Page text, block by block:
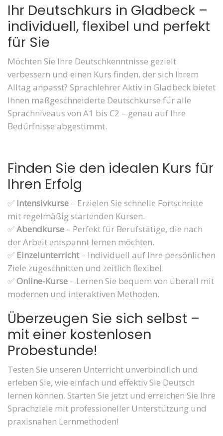
Ihr Deutschkurs in Gladbeck –
individuell, flexibel und perfekt
für Sie
Möchten Sie Ihre Deutschkenntnisse gezielt
verbessern und einen Kurs finden, der sich Ihrem
Alltag anpasst? Sprachlehrer Aktiv in Gladbeck bietet
Ihnen maßgeschneiderte Deutschkurse für alle
Sprachniveaus von A1 bis C2 – genau auf Ihre
Bedürfnisse abgestimmt.
Finden Sie den idealen Kurs für
Ihren Erfolg
✅ Intensivkurse – Erzielen Sie schnelle Fortschritte
mit regelmäßig startenden Kursen.
✅Abendkurse – Perfekt für Berufstätige, die nach
der Arbeit entspannt lernen möchten.
✅ Einzelunterricht– Individuell auf Ihre persönlichen
Ziele zugeschnitten und zeitlich flexibel.
✅Online-Kurse – Lernen Sie bequem von überall mit
modernen und interaktiven Methoden.
Überzeugen Sie sich selbst –
mit einer kostenlosen
Probestunde!
Testen Sie unseren Unterricht unverbindlich und
erleben Sie, wie einfach und effektiv Sie Deutsch
lernen können. Starten Sie jetzt und erreichen Sie Ihre
Sprachziele mit professioneller Unterstützung und
praxisnahen Lernmethoden!